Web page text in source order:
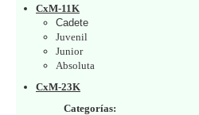
CxM-11K
Cadete
Juvenil
Junior
Absoluta
CxM-23K
Categorías: